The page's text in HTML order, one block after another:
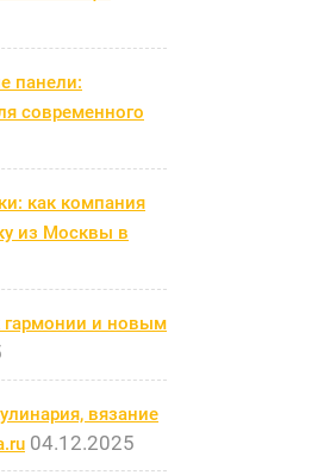
панели:
современного
как компания
из Москвы в
гармонии и новым
вязание
04.12.2025